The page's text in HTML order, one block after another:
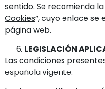
sentido. Se recomienda
Cookies”, cuyo enlace
página web.
LEGISLACIÓN
Las condiciones
española vigente.